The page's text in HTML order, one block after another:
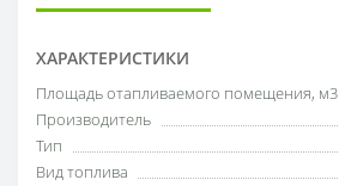
ХАРАКТЕРИСТИКИ
Площадь отапливаемого помещения, м3
Производитель
Тип
Вид топлива